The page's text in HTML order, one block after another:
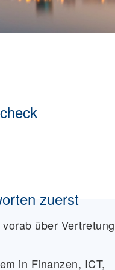
zuerst
über
in Finanzen, ICT,